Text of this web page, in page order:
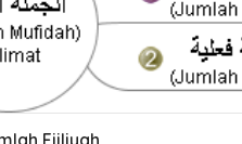
Fiiliyah